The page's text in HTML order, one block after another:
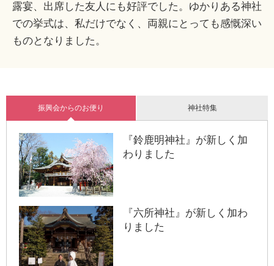
露宴、出席した友人にも好評でした。ゆかりある神社
での挙式は、私だけでなく、両親にとっても感慨深い
ものとなりました。
振興会からのお便り 神社特集
『鈴鹿明神社』が新しく加
わりました
『六所神社』が新しく加わ
りました